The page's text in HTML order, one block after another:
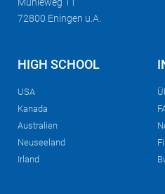
Mühleweg 11
72800 Eningen u.A.
HIGH SCHOOL
USA
Kanada
Australien
Neuseeland
Irland